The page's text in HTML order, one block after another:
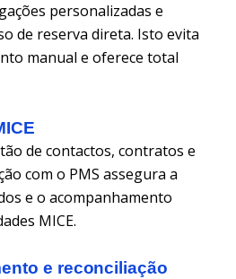
personalizadas e
de reserva direta. Isto evita
manual e oferece total
de contactos, contratos e
com o PMS assegura a
e o acompanhamento
MICE.
e reconciliação